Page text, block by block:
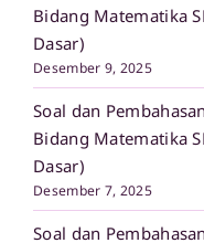
Bidang Matematika
Dasar)
Desember 9, 2025
Soal dan
Bidang Matematika
Dasar)
Desember 7, 2025
Soal dan